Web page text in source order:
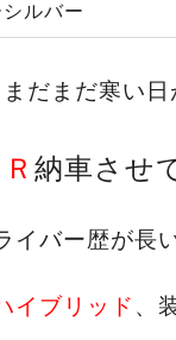
ルバー
まだまだ寒い
納車させ
イバー歴が長
イブリッド 、